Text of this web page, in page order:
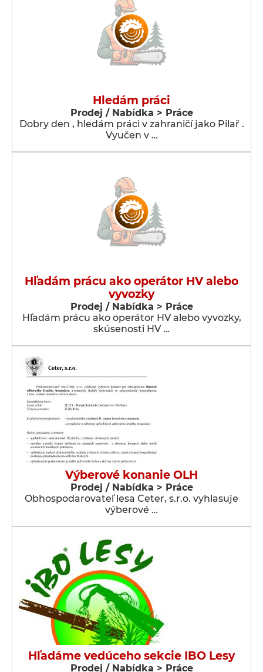
Hledám práci
Prodej / Nabídka > Práce
Dobry den , hledám práci v zahraničí jako Pilař .
Vyučen v …
Hľadám prácu ako operátor HV alebo
vyvozky
Prodej / Nabídka > Práce
Hľadám prácu ako operátor HV alebo vyvozky,
skúsenosti HV …
Výberové konanie OLH
Prodej / Nabídka > Práce
Obhospodarovateľ lesa Ceter, s.r.o. vyhlasuje
výberové …
Hľadáme vedúceho sekcie IBO Lesy
Prodej / Nabídka > Práce